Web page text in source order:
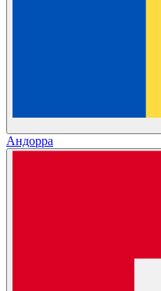
Андорра